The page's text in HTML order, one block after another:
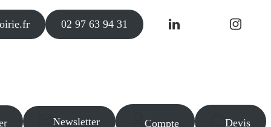
02 97 63 94 31
Newsletter Compte Devis